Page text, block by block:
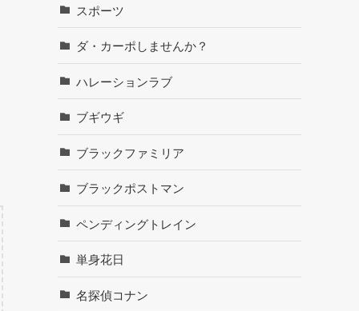
スポーツ
ダ・カーポしませんか？
ハレーションラブ
ブギウギ
ブラックファミリア
ブラックポストマン
ペンディングトレイン
単身花日
名探偵コナン